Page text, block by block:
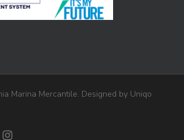
Marina Mercantile. Designed by Uniqo
instagram